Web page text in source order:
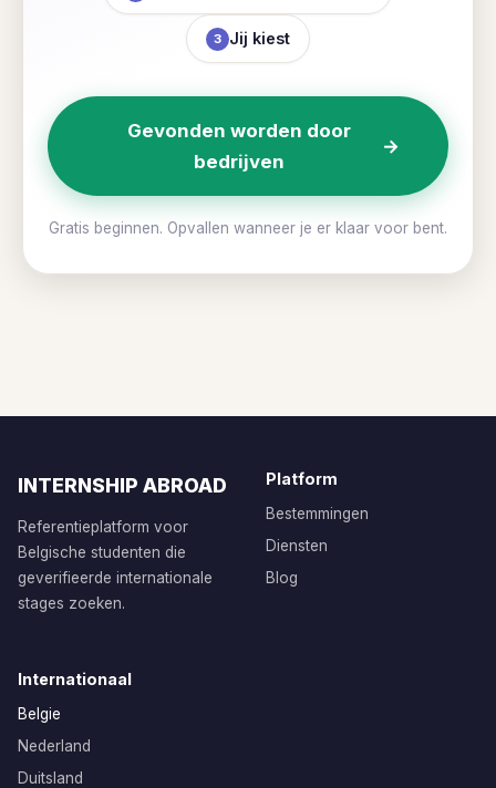
3 Jij kiest
Gevonden worden door
bedrijven
→
Gratis beginnen. Opvallen wanneer je er klaar voor bent.
INTERNSHIP ABROAD
Referentieplatform voor
Belgische studenten die
geverifieerde internationale
stages zoeken.
Platform
Bestemmingen
Diensten
Blog
Internationaal
Belgie
Nederland
Duitsland